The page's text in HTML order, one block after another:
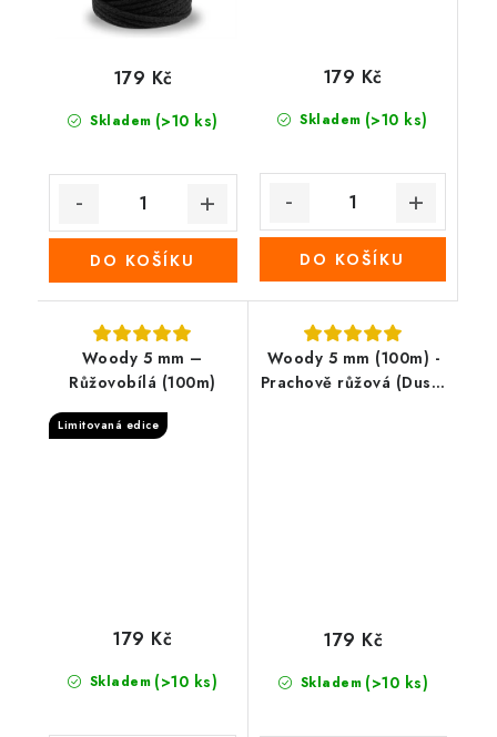
Skladem (>10 ks)
179 Kč
DO KOŠÍKU
Skladem (>10 ks)
179 Kč
DO KOŠÍKU
Woody 5 mm –
Růžovobílá (100m)
Limitovaná edice
Skladem (>10 ks)
179 Kč
Woody 5 mm (100m) -
Prachově růžová (Dusty
Skladem (>10 ks)
179 Kč